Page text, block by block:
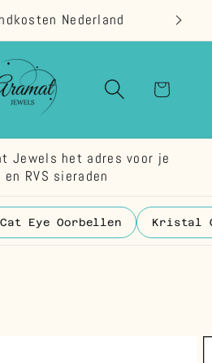
Nederland
Jewels het adres voor je
RVS sieraden
Cat Eye Oorbellen Kristal